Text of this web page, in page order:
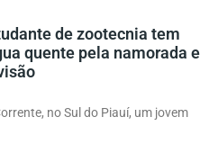
de zootecnia tem
quente pela namorada e
no Sul do Piauí, um jovem